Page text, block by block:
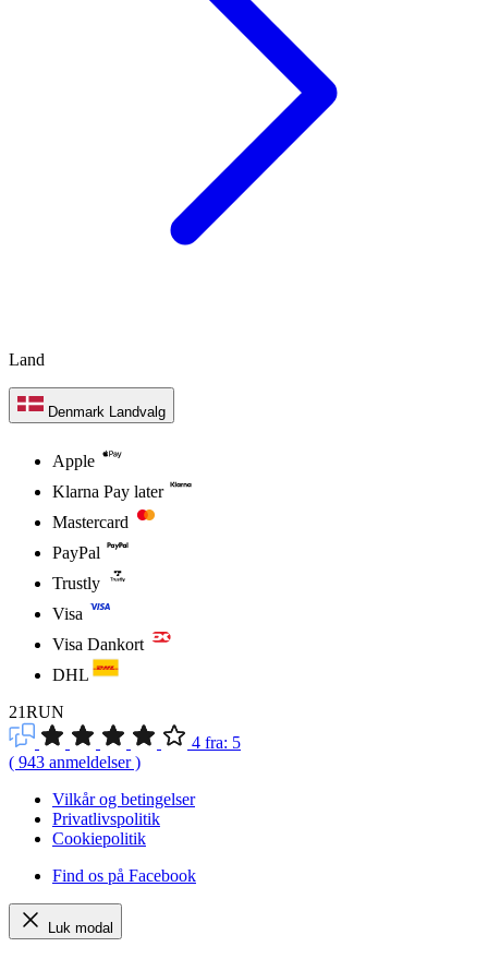
Land
Denmark Landvalg
Apple
Klarna Pay later
Mastercard
PayPal
Trustly
Visa
Visa Dankort
DHL
21RUN
4 fra: 5
( 943 anmeldelser)
Vilkår og betingelser
Privatlivspolitik
Cookiepolitik
Find os på Facebook
Luk modal